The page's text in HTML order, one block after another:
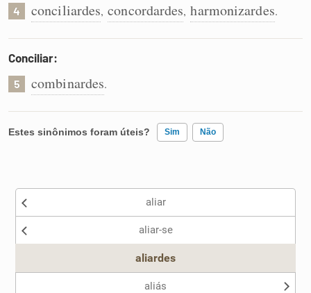
4 conciliardes, concordardes, harmonizardes.
Conciliar:
5 combinardes.
Estes sinônimos foram úteis? Sim Não
Nenhum dos sinônimos apresentados me ajudou
aliar
aliar-se
aliardes
aliás